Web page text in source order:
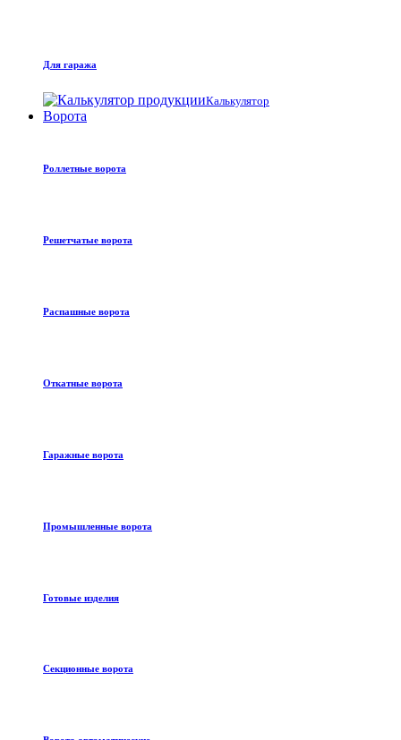
Для гаража
Калькулятор
Ворота
Роллетные ворота
Решетчатые ворота
Распашные ворота
Откатные ворота
Гаражные ворота
Промышленные ворота
Готовые изделия
Секционные ворота